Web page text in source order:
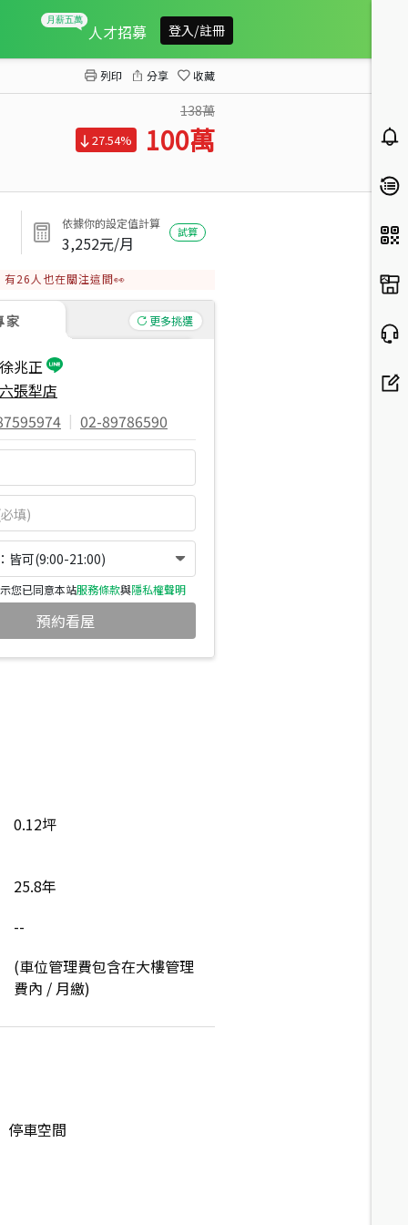
人才招募 登入/註冊
列印 分享 收藏
138萬
27.54% 100萬
依據你的設定值計算
3,252元/月
試算
有26 人也在關注這間👀
家 更多挑選
徐兆正
六張犁店
| 02-89786590
皆可(9:00-21:00)
您已同意本站服務條款與隱私權聲明
預約看屋
0.12坪
--
25.8年
(車位管理費包含在大樓管理
費內 / 月繳)
停車空間